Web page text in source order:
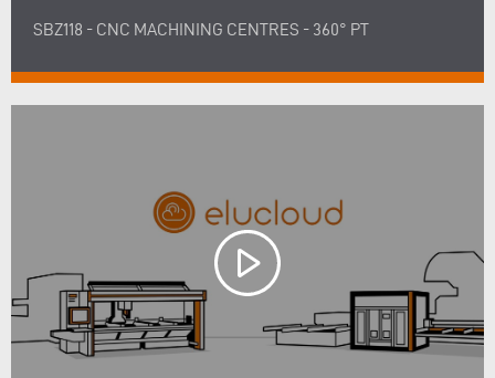
SBZ118 - CNC MACHINING CENTRES - 360° PT